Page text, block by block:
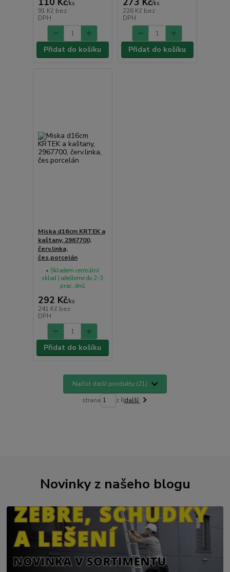
/ks
91 Kč bez
DPH
Přidat do košíku
/ks
226 Kč bez
DPH
Přidat do košíku
Miska d16cm KRTEK a
kaštany, 2967700,
červ.linka,
čes.porcelán
292 Kč/ks
241 Kč bez
DPH
• Skladem centrální
sklad | odešleme do 2-3
prac. dnů
Přidat do košíku
Načíst další produkty (21)
strana z 6další
Novinky z našeho blogu